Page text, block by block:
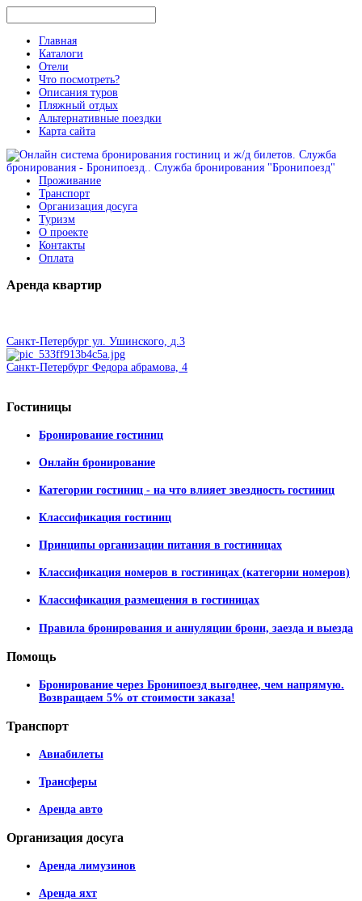
Главная
Каталоги
Отели
Что посмотреть?
Описания туров
Пляжный отдых
Альтернативные поездки
Карта сайта
Проживание
Транспорт
Организация досуга
Туризм
О проекте
Контакты
Оплата
Аренда квартир
Санкт-Петербург ул. Ушинского, д.3
Санкт-Петербург Федора абрамова, 4
Гостиницы
Бронирование гостиниц
Онлайн бронирование
Категории гостиниц - на что влияет звездность гостиниц
Классификация гостиниц
Принципы организации питания в гостиницах
Классификация номеров в гостиницах (категории номеров)
Классификация размещения в гостиницах
Правила бронирования и аннуляции брони, заезда и выезда
Помощь
Бронирование через Бронипоезд выгоднее, чем напрямую.
Возвращаем 5% от стоимости заказа!
Транспорт
Авиабилеты
Трансферы
Аренда авто
Организация досуга
Аренда лимузинов
Аренда яхт